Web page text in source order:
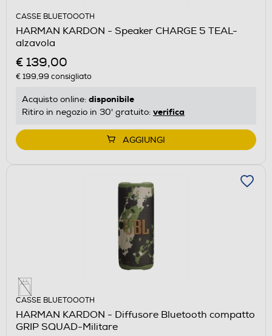
CASSE BLUETOOOTH
HARMAN KARDON - Speaker CHARGE 5 TEAL-
alzavola
€ 139,00
€ 199,99 consigliato
Acquisto online: disponibile
Ritiro in negozio in 30' gratuito: verifica
AGGIUNGI
CASSE BLUETOOOTH
HARMAN KARDON - Diffusore Bluetooth compatto
GRIP SQUAD-Militare